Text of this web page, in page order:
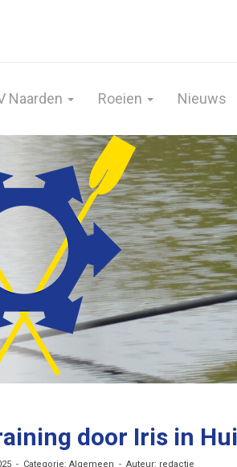
Naarden Roeien Nieuws
door Iris in
- Categorie: Algemeen - Auteur: redactie